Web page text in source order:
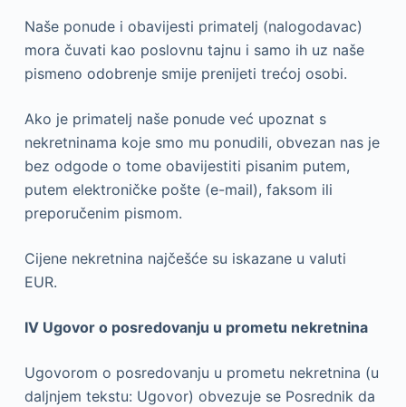
Naše ponude i obavijesti primatelj (nalogodavac)
mora čuvati kao poslovnu tajnu i samo ih uz naše
pismeno odobrenje smije prenijeti trećoj osobi.
Ako je primatelj naše ponude već upoznat s
nekretninama koje smo mu ponudili, obvezan nas je
bez odgode o tome obavijestiti pisanim putem,
putem elektroničke pošte (e-mail), faksom ili
preporučenim pismom.
Cijene nekretnina najčešće su iskazane u valuti
EUR.
IV Ugovor o posredovanju u prometu nekretnina
Ugovorom o posredovanju u prometu nekretnina (u
daljnjem tekstu: Ugovor) obvezuje se Posrednik da